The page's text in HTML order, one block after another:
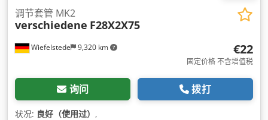
Wiefelstede 9,320 km
调节套管 MK2
verschiedene F28X2X75
€22
固定价格 不含增值税
询问 拨打
状况: 良好（使用过） ,